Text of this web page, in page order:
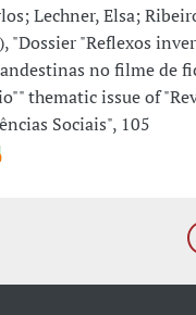
Lechner, Elsa;
"Dossier "Reflexos
no filme de
thematic issue of
Sociais", 105